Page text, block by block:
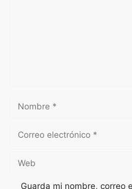
Nombre
Correo
Web
Guarda mi nombre, correo